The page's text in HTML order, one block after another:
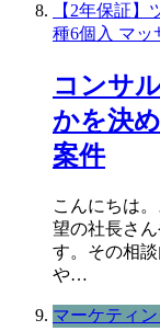
【2年保証
種6個入 マッ
コンサ
かを決
案件
こんにちは
望の社長さ
す。その相
や…
マーケティ